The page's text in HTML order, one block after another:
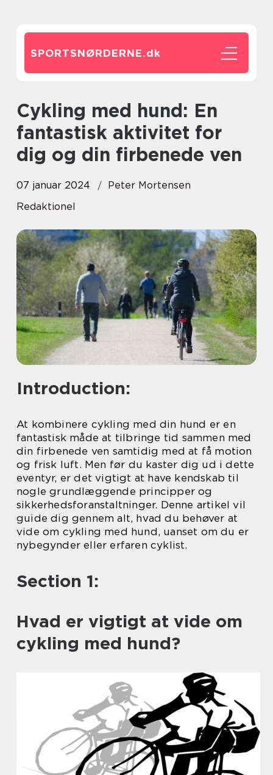
SPORTSNØRDERNE.dk
Cykling med hund: En
fantastisk aktivitet for
dig og din firbenede ven
07 januar 2024
Peter Mortensen
Redaktionel
Introduction:
At kombinere cykling med din hund er en
fantastisk måde at tilbringe tid sammen med
din firbenede ven samtidig med at få motion
og frisk luft. Men før du kaster dig ud i dette
eventyr, er det vigtigt at have kendskab til
nogle grundlæggende principper og
sikkerhedsforanstaltninger. Denne artikel vil
guide dig gennem alt, hvad du behøver at
vide om cykling med hund, uanset om du er
nybegynder eller erfaren cyklist.
Section 1:
Hvad er vigtigt at vide om
cykling med hund?